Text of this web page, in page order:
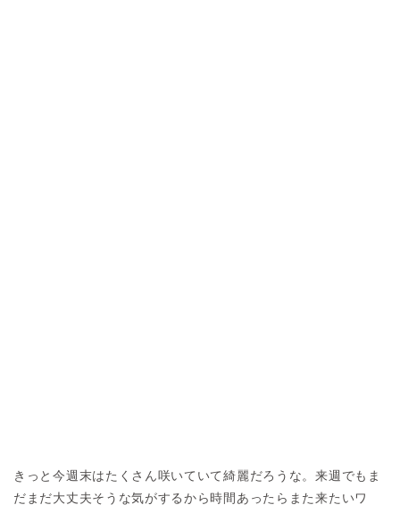
きっと今週末はたくさん咲いていて綺麗だろうな。来週でもま
だまだ大丈夫そうな気がするから時間あったらまた来たいワ